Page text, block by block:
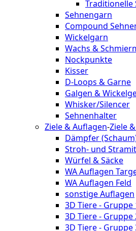
Traditionelle
Sehnengarn
Compound
Wickelgarn
Wachs &
Nockpunkte
Kisser
D-Loops & Garne
Galgen &
Whisker/Silencer
Sehnenhalter
Ziele & Auflagen-Ziele
Dämpfer
Stroh- und Stramit
Würfel & Säcke
WA Auflagen
WA Auflagen Feld
sonstige Auflagen
3D Tiere - Gruppe
3D Tiere - Gruppe
3D Tiere - Gruppe